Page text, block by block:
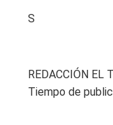
S
REDACCIÓN EL
Tiempo de